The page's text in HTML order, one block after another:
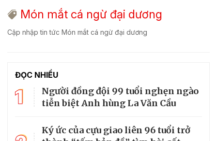
Món mắt cá ngừ đại dương
Cập nhập tin tức Món mắt cá ngừ đại dương
ĐỌC NHIỀU
1
Người đồng đội 99 tuổi nghẹn ngào
tiễn biệt Anh hùng La Văn Cầu
Ký ức của cựu giao liên 96 tuổi trở